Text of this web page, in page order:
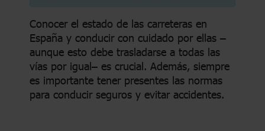
Conocer el estado de las carreteras en
España y conducir con cuidado por ellas –
aunque esto debe trasladarse a todas las
vías por igual– es crucial. Además, siempre
es importante tener presentes las normas
para conducir seguros y evitar accidentes.